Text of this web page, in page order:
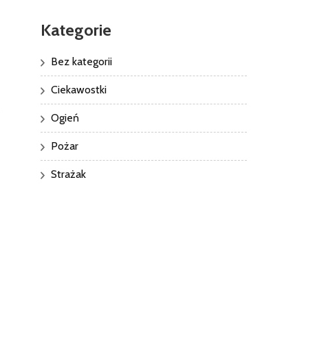
Kategorie
Bez kategorii
Ciekawostki
Ogień
Pożar
Strażak